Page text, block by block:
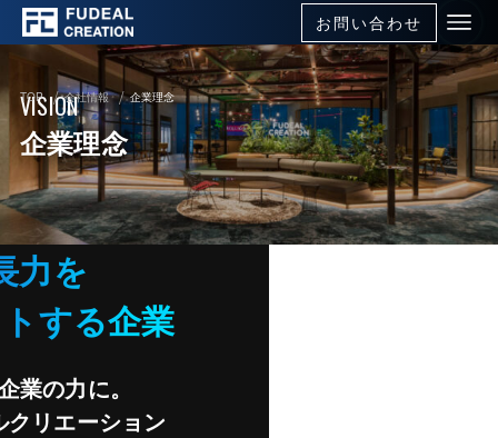
お問い合わせ
企業理念
VISION
TOP 会社情報 企業理念
力を
する企業
業の力に。
リエーション